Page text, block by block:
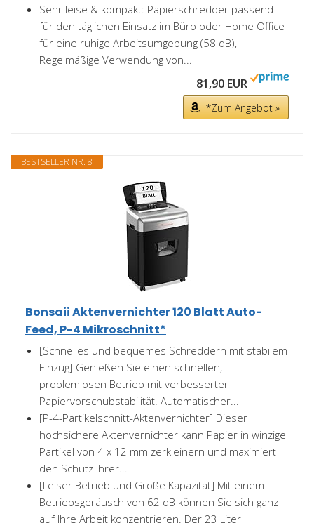
Sehr leise & kompakt: Papierschredder passend
für den täglichen Einsatz im Büro oder Home Office
für eine ruhige Arbeitsumgebung (58 dB),
Regelmäßige Verwendung von...
81,90 EUR
*Zum Angebot »
BESTSELLER NR. 8
Bonsaii Aktenvernichter 120 Blatt Auto-
Feed, P-4 Mikroschnitt*
[Schnelles und bequemes Schreddern mit stabilem
Einzug] Genießen Sie einen schnellen,
problemlosen Betrieb mit verbesserter
Papiervorschubstabilität. Automatischer...
[P-4-Partikelschnitt-Aktenvernichter] Dieser
hochsichere Aktenvernichter kann Papier in winzige
Partikel von 4 x 12 mm zerkleinern und maximiert
den Schutz Ihrer...
[Leiser Betrieb und Große Kapazität] Mit einem
Betriebsgeräusch von 62 dB können Sie sich ganz
auf Ihre Arbeit konzentrieren. Der 23 Liter